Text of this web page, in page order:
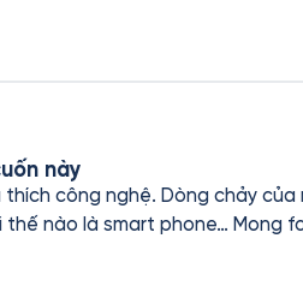
này
công nghệ. Dòng chảy
nào là smart phone… Mong